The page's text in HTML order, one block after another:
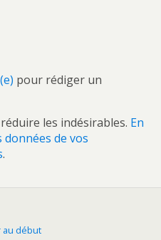
pour rédiger un
les indésirables. En
de vos
.
au début